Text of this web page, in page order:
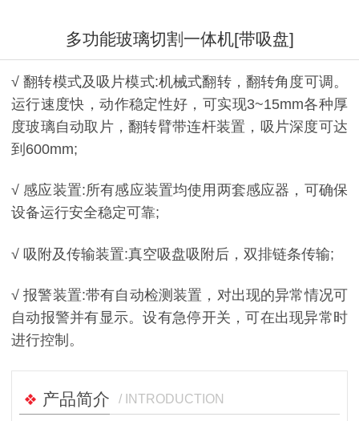
多功能玻璃切割一体机[带吸盘]
√ 翻转模式及吸片模式:机械式翻转，翻转角度可调。
运行速度快，动作稳定性好，可实现3~15mm各种厚
度玻璃自动取片，翻转臂带连杆装置，吸片深度可达
到600mm;
√ 感应装置:所有感应装置均使用两套感应器，可确保
设备运行安全稳定可靠;
√ 吸附及传输装置:真空吸盘吸附后，双排链条传输;
√ 报警装置:带有自动检测装置，对出现的异常情况可
自动报警并有显示。设有急停开关，可在出现异常时
进行控制。
产品简介 / INTRODUCTION